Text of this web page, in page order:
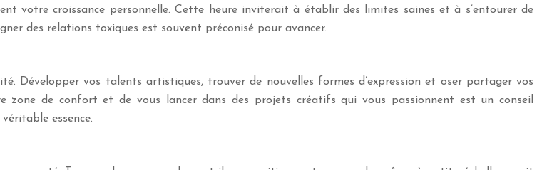
votre croissance personnelle. Cette heure inviterait à établir des limites saines et à s’entourer de
des relations toxiques est souvent préconisé pour avancer.
Développer vos talents artistiques, trouver de nouvelles formes d’expression et oser partager vos
de confort et de vous lancer dans des projets créatifs qui vous passionnent est un conseil
essence.